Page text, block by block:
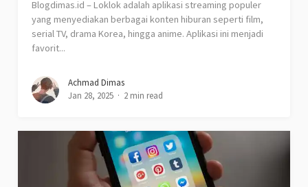
Blogdimas.id – Loklok adalah aplikasi streaming populer
yang menyediakan berbagai konten hiburan seperti film,
serial TV, drama Korea, hingga anime. Aplikasi ini menjadi
favorit...
Achmad Dimas
Jan 28, 2025
2 min read